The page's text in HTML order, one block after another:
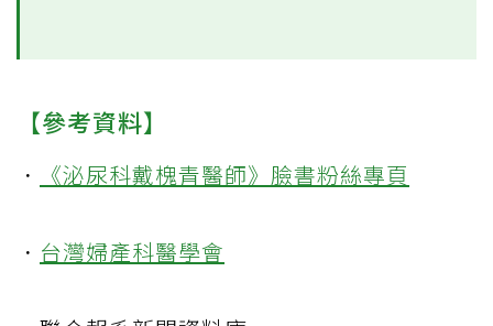
【參考資料】
． 《泌尿科戴槐青醫師》臉書粉絲專頁
． 台灣婦產科醫學會